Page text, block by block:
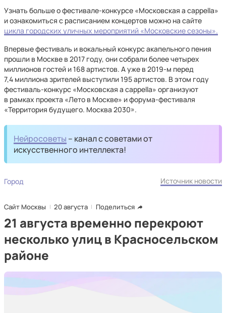
Узнать больше о фестивале-конкурсе «Московская a cappella»
и ознакомиться с расписанием концертов можно на сайте
цикла городских уличных мероприятий «Московские сезоны».
Впервые фестиваль и вокальный конкурс акапельного пения
прошли в Москве в 2017 году, они собрали более четырех
миллионов гостей и 168 артистов. А уже в 2019-м перед
7,4 миллиона зрителей выступили 195 артистов. В этом году
фестиваль-конкурс «Московская a cappella» организуют
в рамках проекта «Лето в Москве» и форума-фестиваля
«Территория будущего. Москва 2030».
Нейросоветы – канал с советами от
искусственного интеллекта!
Город Источник новости
Сайт Москвы 20 августа Поделиться
21 августа временно перекроют
несколько улиц в Красносельском
районе